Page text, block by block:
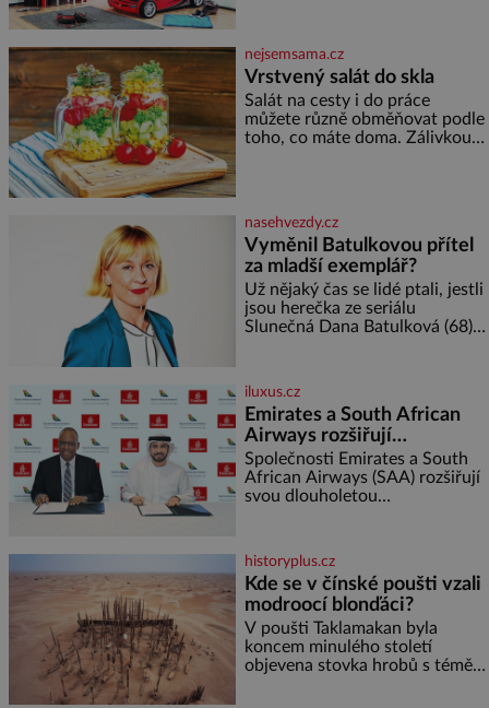
soustředění i odpočinek a
reaguje na každou etapu života
a specifické potřeby dítěte. Pro
nejmenší je klíčová
jednoduchost, měkkost a
bezpečí, proto by pokoj
nejsemsama.cz
Vrstvený salát do skla
Salát na cesty i do práce
můžete různě obměňovat podle
toho, co máte doma. Zálivkou
potřebujete: ✿ 1/4 ledového
nebo jiného salátu (římský salát,
polníček…) ✿ 1 malá konzerva
kukuřice ✿ ½ okurky ✿ 2
rajčata Zálivka: ✿ 4 lžíce
olivového oleje ✿ 1 lžíci
citronové šťávy ✿ ½ stroužku
nasehvezdy.cz
Vyměnil Batulkovou přítel
za mladší exemplář?
Už nějaký čas se lidé ptali, jestli
jsou herečka ze seriálu
Slunečná Dana Batulková (68) a
od sebe přítele od samého
začátku odhán
iluxus.cz
Emirates a South African
Airways rozšiřují
partnerství. Cestujícím
nově zpřístupní dalších
devět destinací v jižní a
Společnosti Emirates a South
African Airways (SAA) rozšiřují
svou dlouholetou
cestujícím devět dalších
destinací v jižní a střední Africe
a u
historyplus.cz
Kde se v čínské poušti vzali
modroocí blonďáci?
V poušti Taklamakan byla
koncem minulého století
objevena stovka hrobů s téměř